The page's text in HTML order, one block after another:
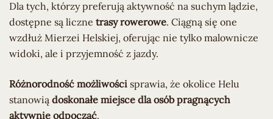
Dla tych, którzy preferują aktywność na suchym lądzie,
dostępne są liczne trasy rowerowe. Ciągną się one
wzdłuż Mierzei Helskiej, oferując nie tylko malownicze
widoki, ale i przyjemność z jazdy.
Różnorodność możliwości sprawia, że okolice Helu
stanowią doskonałe miejsce dla osób pragnących
aktywnie odpocząć.